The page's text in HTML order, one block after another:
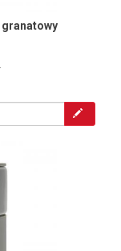
granatowy